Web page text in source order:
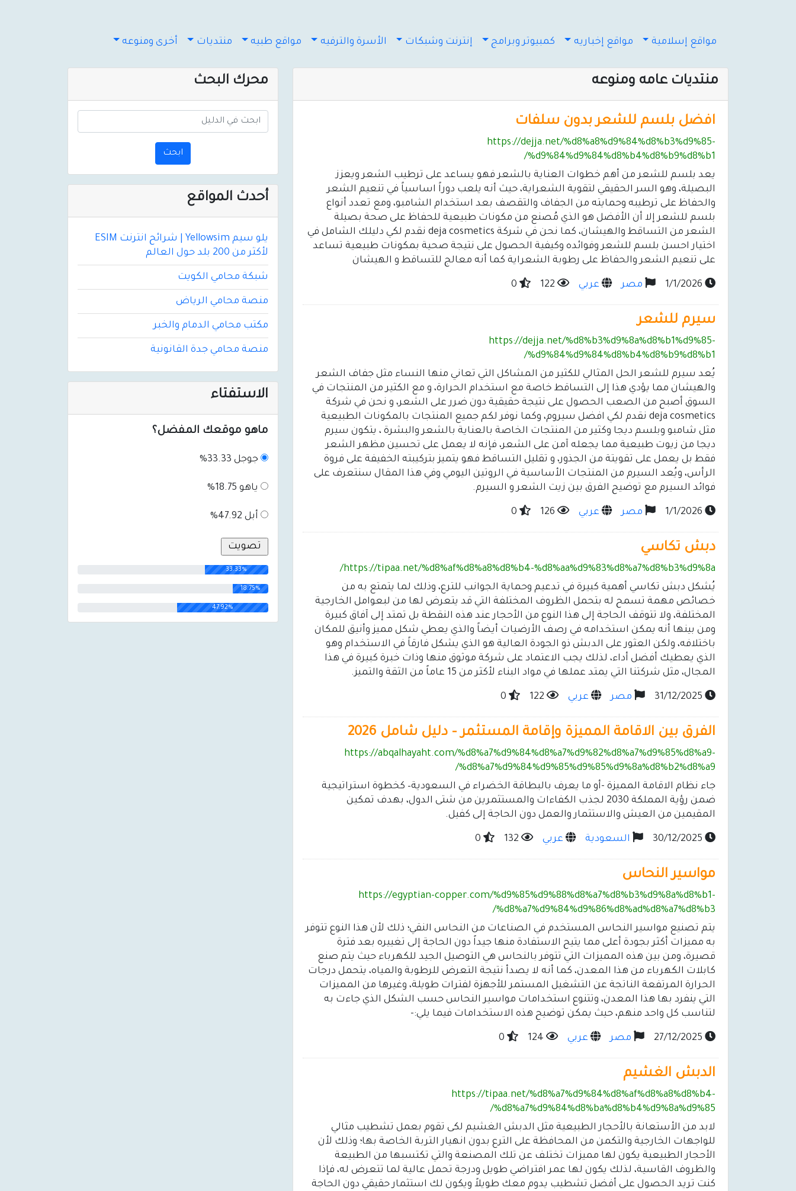
مواقع إسلامية مواقع إخباريه كمبيوتر وبرامج إنترنت وشبكات الأسرة والترفيه مواقع طبيه منتديات أخرى ومنوعه
منتديات عامه ومنوعه
افضل بلسم للشعر بدون سلفات
https://dejja.net/%d8%a8%d9%84%d8%b3%d9%85-
%d9%84%d9%84%d8%b4%d8%b9%d8%b1/
يعد بلسم للشعر من أهم خطوات العناية بالشعر فهو يساعد على ترطيب الشعر ويعزز
البصيلة، وهو السر الحقيقي لتقوية الشعراية، حيث أنه يلعب دوراً اساسياً في تنعيم الشعر
والحفاظ على ترطيبه وحمايته من الجفاف والتقصف بعد استخدام الشامبو، ومع تعدد أنواع
بلسم للشعر إلا أن الأفضل هو الذي مُصنع من مكونات طبيعية للحفاظ على صحة بصيلة
الشعر من التساقط والهيشان، كما نحن في شركة deja cosmetics نقدم لكي دليلك الشامل في
اختيار احسن بلسم للشعر وفوائده وكيفية الحصول على نتيجة صحية بمكونات طبيعية تساعد
على تنعيم الشعر والحفاظ على رطوبة الشعراية كما أنه معالج للتساقط و الهيشان
مصر عربي
سيرم للشعر
https://dejja.net/%d8%b3%d9%8a%d8%b1%d9%85-
%d9%84%d9%84%d8%b4%d8%b9%d8%b1/
يُعد سيرم للشعر الحل المثالي للكثير من المشاكل التي تعاني منها النساء مثل جفاف الشعر
والهيشان مما يؤدي هذا إلى التساقط خاصة مع استخدام الحرارة، و مع الكثير من المنتجات في
السوق أصبح من الصعب الحصول على نتيجة حقيقية دون ضرر على الشعر، و نحن في شركة
deja cosmetics نقدم لكي افضل سيروم، وكما نوفر لكم جميع المنتجات بالمكونات الطبيعية
مثل شامبو وبلسم ديجا وكثير من المنتجات الخاصة بالعناية بالشعر والبشرة ، يتكون سيرم
ديجا من زيوت طبيعية مما يجعله آمن على الشعر، فإنه لا يعمل على تحسين مظهر الشعر
فقط بل يعمل على تقويتة من الجذور، و تقليل التساقط فهو يتميز بتركيبته الخفيفة على فروة
الرأس، ويُعد السيرم من المنتجات الأساسية في الروتين اليومي وفي هذا المقال سنتعرف على
فوائد السيرم مع توضيح الفرق بين زيت الشعر و السيرم.
مصر عربي
دبش تكاسي
https://tipaa.net/%d8%af%d8%a8%d8%b4-%d8%aa%d9%83%d8%a7%d8%b3%d9%8a/
يُشكل دبش تكاسي أهمية كبيرة في تدعيم وحماية الجوانب للترع، وذلك لما يتمتع به من
خصائص مهمة تسمح له بتحمل الظروف المختلفة التي قد يتعرض لها من لبعوامل الخارجية
المختلفة، ولا تتوقف الحاجة إلى هذا النوع من الأحجار عند هذه النقطة بل تمتد إلى آفاق كبيرة
ومن بينها أنه يمكن استخدامه في رصف الأرضيات أيضاً والذي يعطي شكل مميز وأنيق للمكان
باختلافه، ولكن العثور على الدبش ذو الجودة العالية هو الذي يشكل فارقاً في الاستخدام وهو
الذي يعطيك أفضل أداء، لذلك يجب الاعتماد على شركة موثوق منها وذات خبرة كبيرة في هذا
المجال، مثل شركتنا التي يمتد عملها في مواد البناء لأكثر من 15 عاماً من الثقة والتميز.
مصر عربي
الفرق بين الاقامة المميزة وإقامة المستثمر – دليل شامل 2026
https://abqalhayaht.com/%d8%a7%d9%84%d8%a7%d9%82%d8%a7%d9%85%d8%a9-
%d8%a7%d9%84%d9%85%d9%85%d9%8a%d8%b2%d8%a9/
جاء نظام الاقامة المميزة -أو ما يعرف بالبطاقة الخضراء في السعودية– كخطوة استراتيجية
ضمن رؤية المملكة 2030 لجذب الكفاءات والمستثمرين من شتى الدول، بهدف تمكين
المقيمين من العيش والاستثمار والعمل دون الحاجة إلى كفيل.
السعودية عربي
مواسير النحاس
https://egyptian-copper.com/%d9%85%d9%88%d8%a7%d8%b3%d9%8a%d8%b1-
%d8%a7%d9%84%d9%86%d8%ad%d8%a7%d8%b3/
يتم تصنيع مواسير النحاس المستخدم في الصناعات من النحاس النقي؛ ذلك لأن هذا النوع تتوفر
به مميزات أكثر بجودة أعلى مما يتيح الاستفادة منها جيداً دون الحاجة إلى تغييره بعد فترة
قصيرة، ومن بين هذه المميزات التي تتوفر بالنحاس هي التوصيل الجيد للكهرباء حيث يتم صنع
كابلات الكهرباء من هذا المعدن، كما أنه لا يصدأ نتيجة التعرض للرطوبة والمياه، يتحمل درجات
الحرارة المرتفعة الناتجة عن التشغيل المستمر للأجهزة لفترات طويلة، وغيرها من المميزات
التي ينفرد بها هذا المعدن، وتتنوع استخدامات مواسير النحاس حسب الشكل الذي جاءت به
لتناسب كل واحد منهم، حيث يمكن توضيح هذه الاستخدامات فيما يلي:-
مصر عربي
الدبش الغشيم
https://tipaa.net/%d8%a7%d9%84%d8%af%d8%a8%d8%b4-
%d8%a7%d9%84%d8%ba%d8%b4%d9%8a%d9%85/
لابد من الأستعانة بالأحجار الطبيعية مثل الدبش الغشيم لكى تقوم بعمل تشطيب مثالي
للواجهات الخارجية والتكمن من المحافظة على الترع بدون انهيار التربة الخاصة بها؛ وذلك لأن
الأحجار الطبيعية يكون لها مميزات تختلف عن تلك المصنعة والتي تكتسبها من الطبيعة
والظروف القاسية، لذلك يكون لها عمر افتراضي طويل ودرجة تحمل عالية لما تتعرض له، فإذا
كنت تريد الحصول على أفضل تشطيب يدوم معك طويلاً ويكون لك استثمار حقيقي دون الحاجة
محرك البحث
ابحث
أحدث المواقع
يلو سيم Yellowsim | شرائح انترنت ESIM
لأكثر من 200 بلد حول العالم
شبكة محامي الكويت
منصة محامي الرياض
مكتب محامي الدمام والخبر
منصة محامي جدة القانونية
الاستفتاء
ماهو موقعك المفضل؟
جوجل 33.33%
ياهو 18.75%
أبل 47.92%
33.33%
18.75%
47.92%